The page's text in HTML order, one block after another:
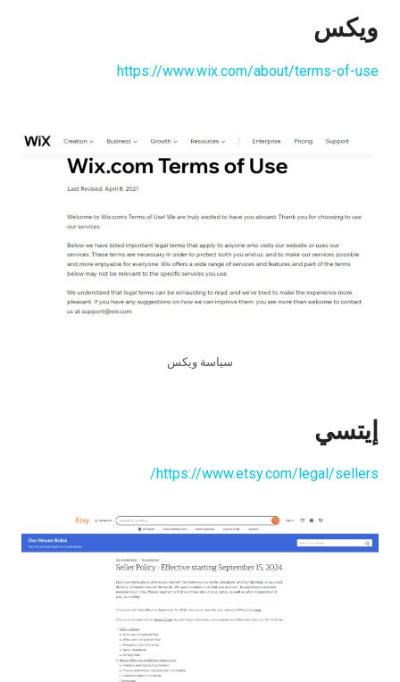
ويكس
https://www.wix.com/about/terms-of-use
سياسة ويكس
إيتسي
https://www.etsy.com/legal/sellers/